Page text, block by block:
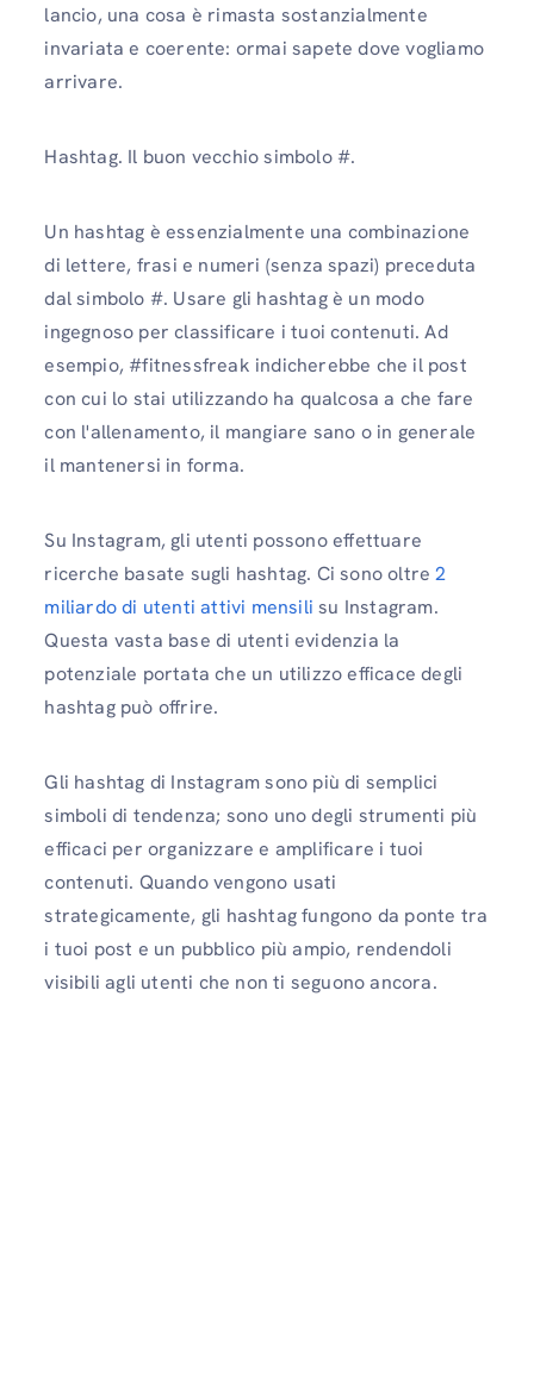
lancio, una cosa è rimasta sostanzialmente
invariata e coerente: ormai sapete dove vogliamo
arrivare.
Hashtag. Il buon vecchio simbolo #.
Un hashtag è essenzialmente una combinazione
di lettere, frasi e numeri (senza spazi) preceduta
dal simbolo #. Usare gli hashtag è un modo
ingegnoso per classificare i tuoi contenuti. Ad
esempio, #fitnessfreak indicherebbe che il post
con cui lo stai utilizzando ha qualcosa a che fare
con l'allenamento, il mangiare sano o in generale
il mantenersi in forma.
Su Instagram, gli utenti possono effettuare
ricerche basate sugli hashtag. Ci sono oltre2
miliardo di utenti attivi mensili su Instagram.
Questa vasta base di utenti evidenzia la
potenziale portata che un utilizzo efficace degli
hashtag può offrire.
Gli hashtag di Instagram sono più di semplici
simboli di tendenza; sono uno degli strumenti più
efficaci per organizzare e amplificare i tuoi
contenuti. Quando vengono usati
strategicamente, gli hashtag fungono da ponte tra
i tuoi post e un pubblico più ampio, rendendoli
visibili agli utenti che non ti seguono ancora.